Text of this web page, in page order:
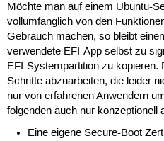
Möchte man auf einem Ubuntu-
vollumfänglich von den
Gebrauch machen, so bleibt
verwendete EFI-App selbst zu
EFI-Systempartition zu kopieren.
Schritte abzuarbeiten, die leider
nur von erfahrenen Anwendern
folgenden auch nur konzeptionell
Eine eigene Secure-Boot